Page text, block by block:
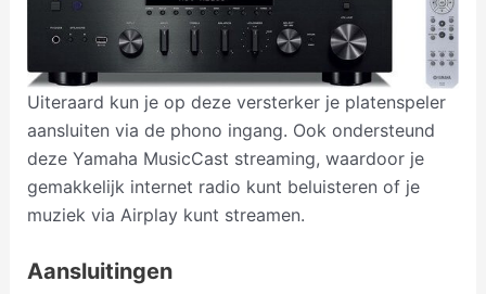
Uiteraard kun je op deze versterker je platenspeler
aansluiten via de phono ingang. Ook ondersteund
deze Yamaha MusicCast streaming, waardoor je
gemakkelijk internet radio kunt beluisteren of je
muziek via Airplay kunt streamen.
Aansluitingen